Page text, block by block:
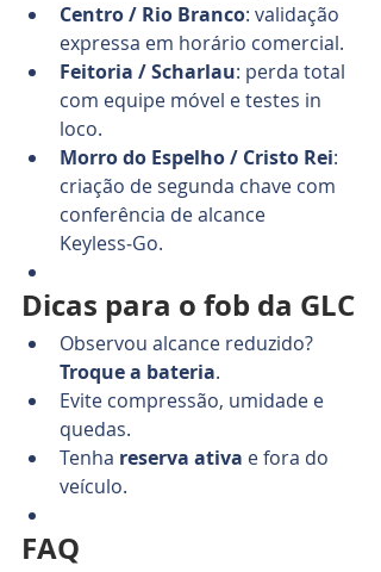
Centro / Rio Branco: validação
expressa em horário comercial.
Feitoria / Scharlau: perda total
com equipe móvel e testes in
loco.
Morro do Espelho / Cristo Rei:
criação de segunda chave com
conferência de alcance
Keyless‑Go.
Dicas para o fob da GLC
Observou alcance reduzido?
Troque a bateria.
Evite compressão, umidade e
quedas.
Tenha reserva ativa e fora do
veículo.
FAQ